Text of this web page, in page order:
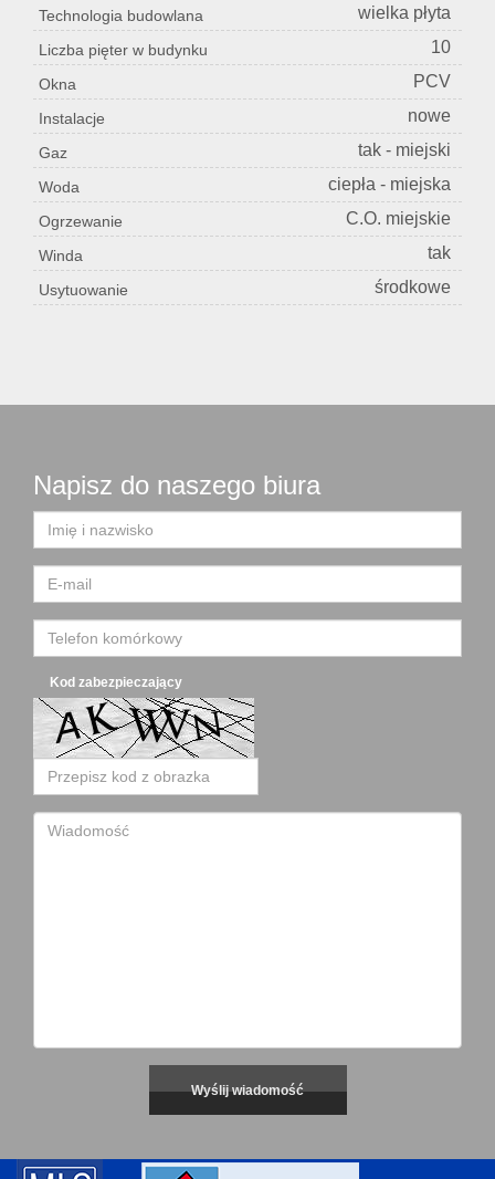
Technologia budowlana wielka płyta
Liczba pięter w budynku 10
Okna PCV
Instalacje nowe
Gaz tak - miejski
Woda ciepła - miejska
Ogrzewanie C.O. miejskie
Winda tak
Usytuowanie środkowe
Napisz do naszego biura
Kod zabezpieczający